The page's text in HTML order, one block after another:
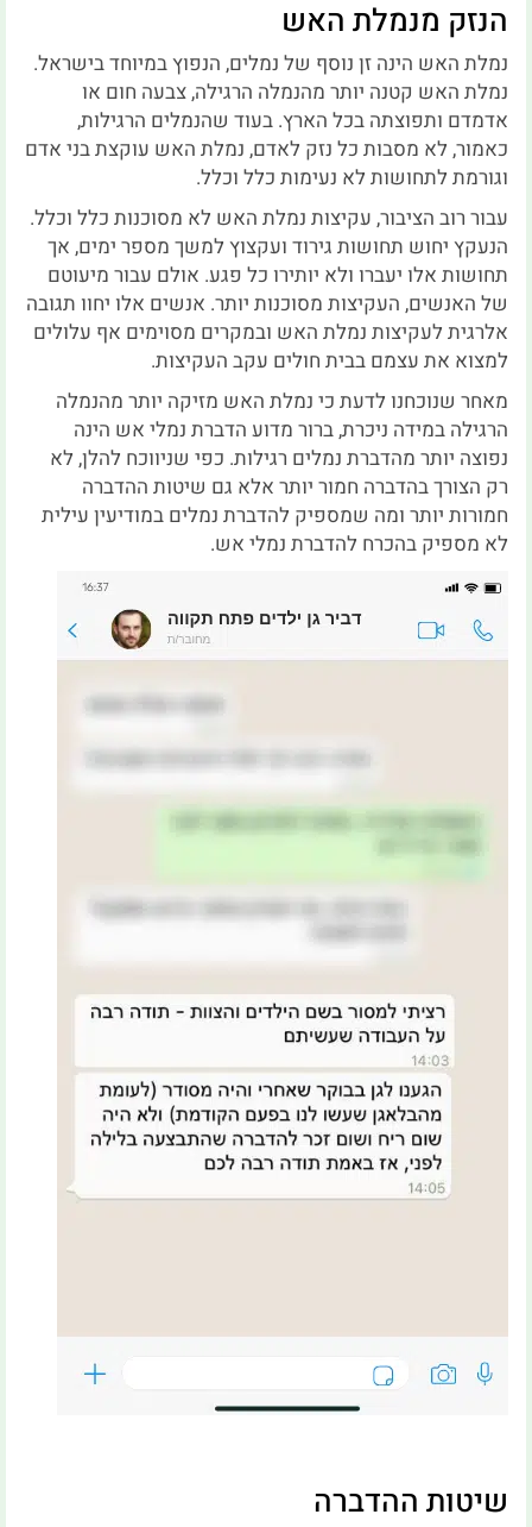
הנזק מנמלת האש
נמלת האש הינה זן נוסף של נמלים, הנפוץ במיוחד בישראל.
נמלת האש קטנה יותר מהנמלה הרגילה, צבעה חום או
אדמדם ותפוצתה בכל הארץ. בעוד שהנמלים הרגילות,
כאמור, לא מסבות כל נזק לאדם, נמלת האש עוקצת בני אדם
וגורמת לתחושות לא נעימות כלל וכלל.
עבור רוב הציבור, עקיצות נמלת האש לא מסוכנות כלל וכלל.
הנעקץ יחוש תחושות גירוד ועקצוץ למשך מספר ימים, אך
תחושות אלו יעברו ולא יותירו כל פגע. אולם עבור מיעוטם
של האנשים, העקיצות מסוכנות יותר. אנשים אלו יחוו תגובה
אלרגית לעקיצות נמלת האש ובמקרים מסוימים אף עלולים
למצוא את עצמם בבית חולים עקב העקיצות.
מאחר שנוכחנו לדעת כי נמלת האש מזיקה יותר מהנמלה
הרגילה במידה ניכרת, ברור מדוע הדברת נמלי אש הינה
נפוצה יותר מהדברת נמלים רגילות. כפי שניווכח להלן, לא
רק הצורך בהדברה חמור יותר אלא גם שיטות ההדברה
חמורות יותר ומה שמספיק להדברת נמלים במודיעין עילית
לא מספיק בהכרח להדברת נמלי אש.
שיטות ההדברה